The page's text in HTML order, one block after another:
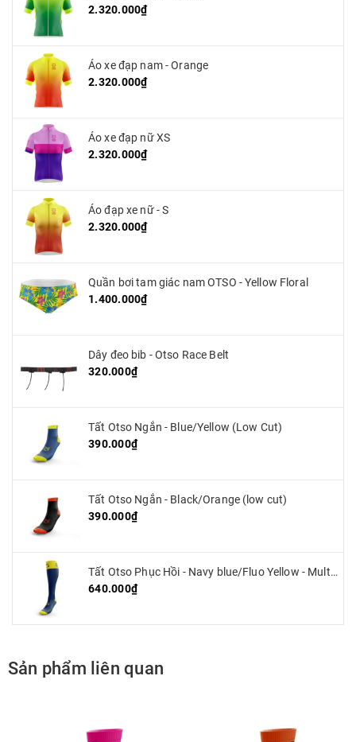
2.320.000₫
Áo xe đạp nam - Orange
2.320.000₫
Áo xe đạp nữ XS
2.320.000₫
Áo đạp xe nữ - S
2.320.000₫
Quần bơi tam giác nam OTSO - Yellow Floral
1.400.000₫
Dây đeo bib - Otso Race Belt
320.000₫
Tất Otso Ngắn - Blue/Yellow (Low Cut)
390.000₫
Tất Otso Ngắn - Black/Orange (low cut)
390.000₫
Tất Otso Phục Hồi - Navy blue/Fluo Yellow - Multisport Recovery
640.000₫
Sản phẩm liên quan